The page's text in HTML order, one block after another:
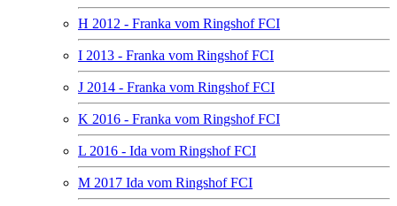
H 2012 - Franka vom Ringshof FCI
I 2013 - Franka vom Ringshof FCI
J 2014 - Franka vom Ringshof FCI
K 2016 - Franka vom Ringshof FCI
L 2016 - Ida vom Ringshof FCI
M 2017 Ida vom Ringshof FCI